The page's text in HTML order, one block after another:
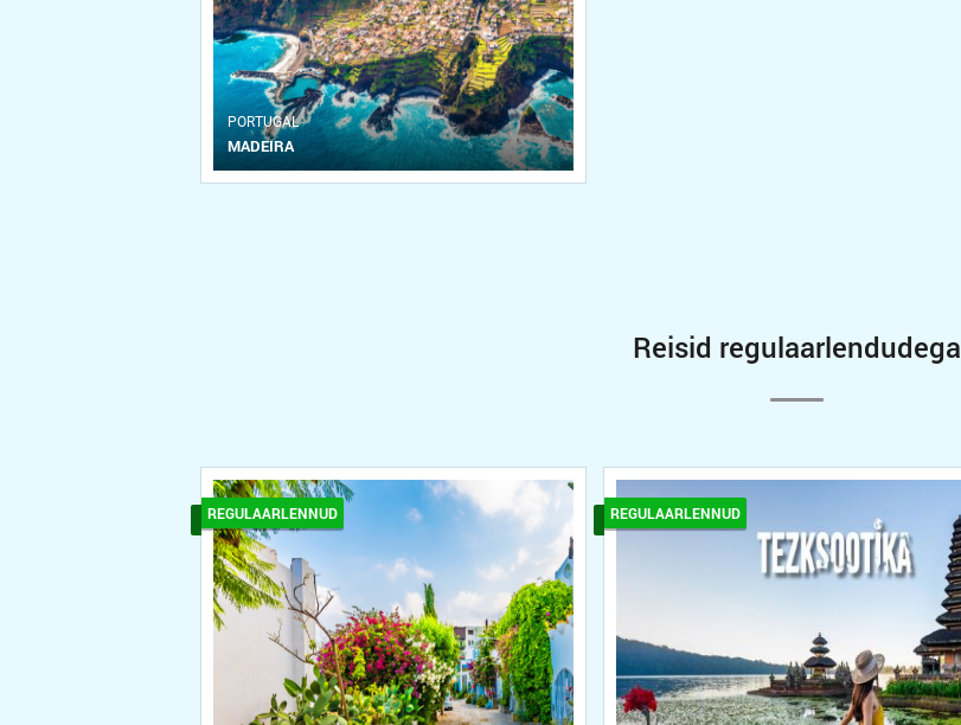
PORTUGAL
MADEIRA
Reisid regulaarlendudega
REGULAARLENNUD REGULAARLENNUD